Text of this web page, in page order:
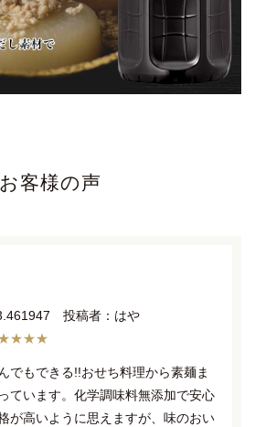
お客様の声
投稿者：はや
でもできる!!おせち料理から素麺ま
ています。化学調味料無添加で安心
が高いように思えますが、味のおい